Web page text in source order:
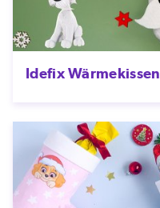
Idefix Wärmekissen